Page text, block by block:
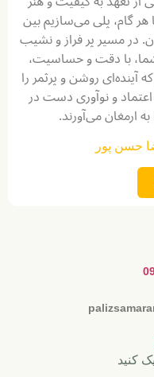
می‌سازیم بین
پر فراز و نشیب
دقت و حساسیت،
روشن و پرثمر را
و نوآوری دست در
می‌آورند.